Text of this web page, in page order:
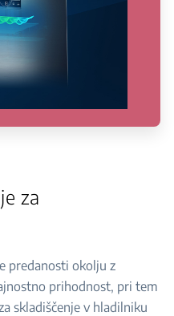
za
predanosti okolju z
prihodnost, pri tem
skladiščenje v hladilniku